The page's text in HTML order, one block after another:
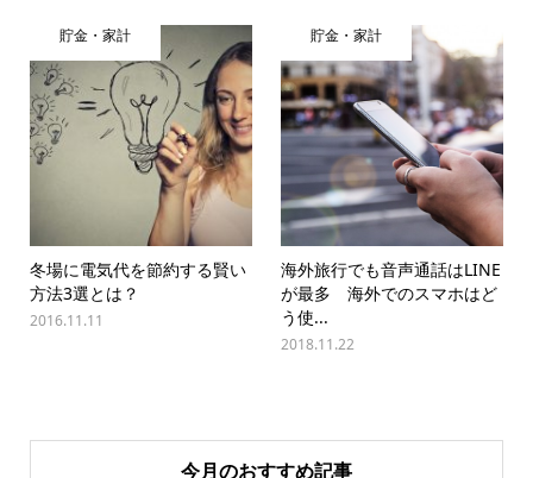
貯金・家計
冬場に電気代を節約する賢い
方法3選とは？
2016.11.11
貯金・家計
海外旅行でも音声通話はLINE
が最多 海外でのスマホはど
う使...
2018.11.22
今月のおすすめ記事